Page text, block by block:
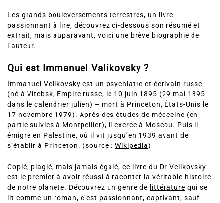
Les grands bouleversements terrestres, un livre
passionnant à lire, découvrez ci-dessous son résumé et
extrait, mais auparavant, voici une brève biographie de
l’auteur.
Qui est Immanuel Valikovsky ?
Immanuel Velikovsky est un psychiatre et écrivain russe
(né à Vitebsk, Empire russe, le 10 juin 1895 (29 mai 1895
dans le calendrier julien) – mort à Princeton, États-Unis le
17 novembre 1979). Après des études de médecine (en
partie suivies à Montpellier), il exerce à Moscou. Puis il
émigre en Palestine, où il vit jusqu’en 1939 avant de
s’établir à Princeton. (source : Wikipedia)
Copié, plagié, mais jamais égalé, ce livre du Dr Velikovsky
est le premier à avoir réussi à raconter la véritable histoire
de notre planète. Découvrez un genre de littérature qui se
lit comme un roman, c’est passionnant, captivant, sauf